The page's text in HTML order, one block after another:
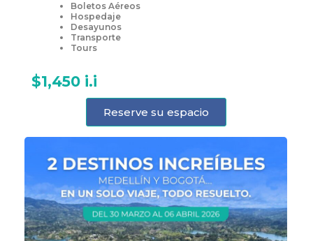
Boletos Aéreos
Hospedaje
Desayunos
Transporte
Tours
$1,450 i.i
Reserve su espacio